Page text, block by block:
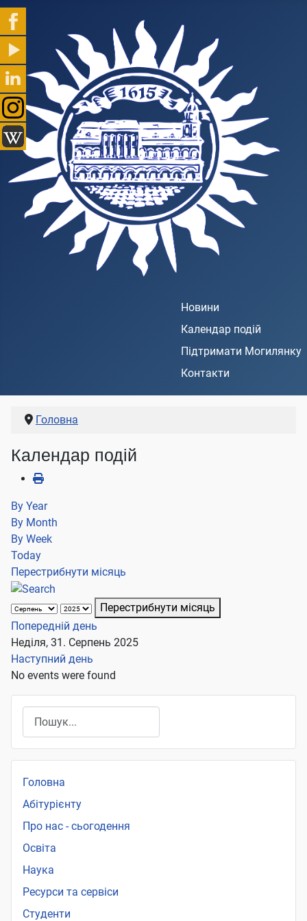
Новини
Календар подій
Підтримати Могилянку
Контакти
Головна
Календар подій
By Year
By Month
By Week
Today
Перестрибнути місяць
Перестрибнути місяць
Попередній день
Неділя, 31. Серпень 2025
Наступний день
No events were found
Головна
Абітурієнту
Про нас - сьогодення
Освіта
Наука
Ресурси та сервіси
Студенти